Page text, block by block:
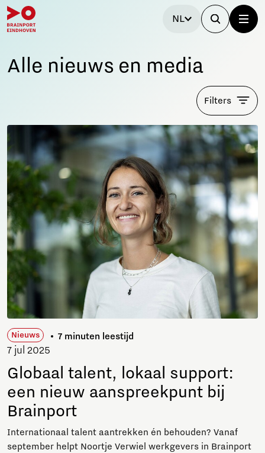
NL
Alle nieuws en media
Filters
Nieuws 7 minuten leestijd
7 jul 2025
Globaal talent, lokaal support:
een nieuw aanspreekpunt bij
Brainport
Internationaal talent aantrekken én behouden? Vanaf
september helpt Noortje Verwiel werkgevers in Brainport